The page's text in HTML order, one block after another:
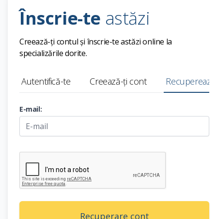
Înscrie-te astăzi
Creează-ți contul și înscrie-te astăzi online la
specializările dorite.
Autentifică-te Creează-ți cont
E-mail: